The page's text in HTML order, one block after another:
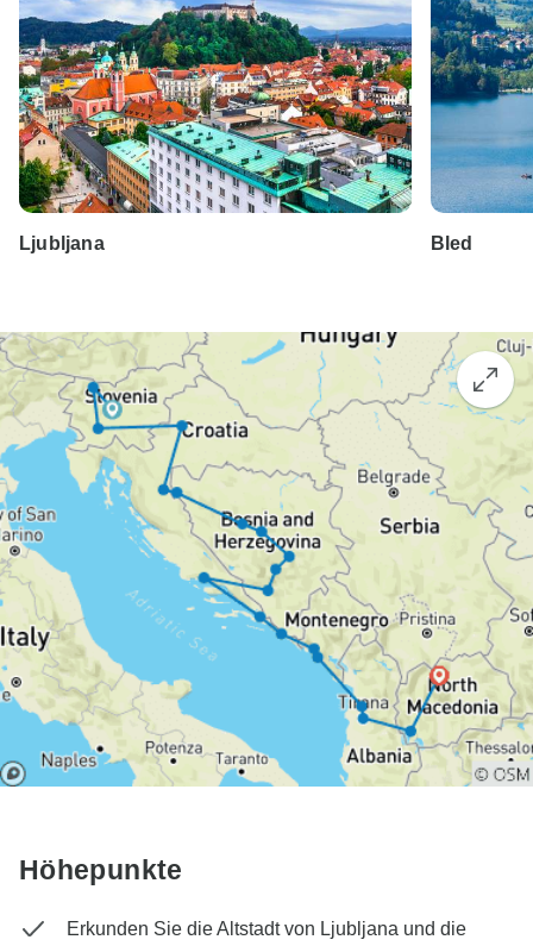
Ljubljana Bled
Höhepunkte
Erkunden Sie die Altstadt von Ljubljana und die